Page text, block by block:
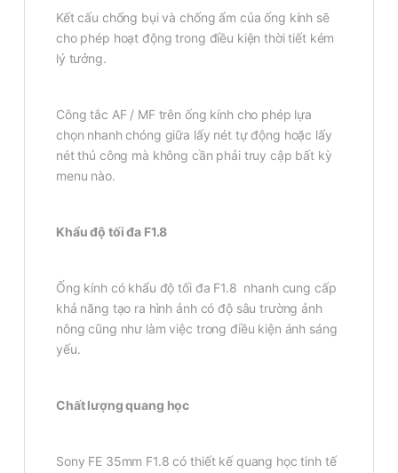
Kết cấu chống bụi và chống ẩm của ống kính sẽ
cho phép hoạt động trong điều kiện thời tiết kém
lý tưởng.
Công tắc AF / MF trên ống kính cho phép lựa
chọn nhanh chóng giữa lấy nét tự động hoặc lấy
nét thủ công mà không cần phải truy cập bất kỳ
menu nào.
Khẩu độ tối đa F1.8
Ống kính có khẩu độ tối đa F1.8 nhanh cung cấp
khả năng tạo ra hình ảnh có độ sâu trường ảnh
nông cũng như làm việc trong điều kiện ánh sáng
yếu.
Chất lượng quang học
Sony FE 35mm F1.8 có thiết kế quang học tinh tế